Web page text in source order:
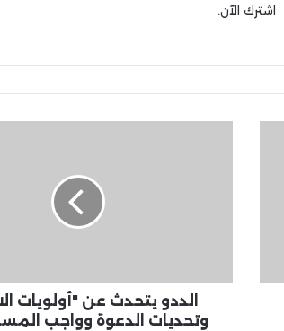
اشترك الآن.
الددو يتحدث عن "أولويات
وتحديات الدعوة وواجب